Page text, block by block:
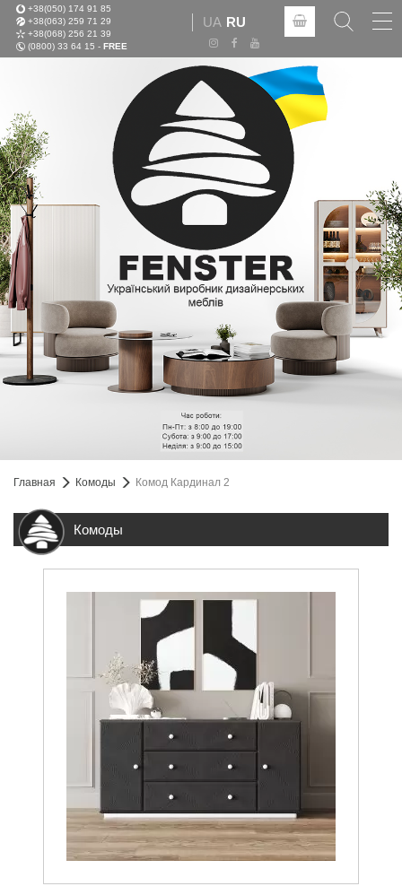
+38(050) 174 91 85
+38(063) 259 71 29
+38(068) 256 21 39
(0800) 33 64 15 - FREE
UA RU
Главная Комоды Комод Кардинал 2
Комоды